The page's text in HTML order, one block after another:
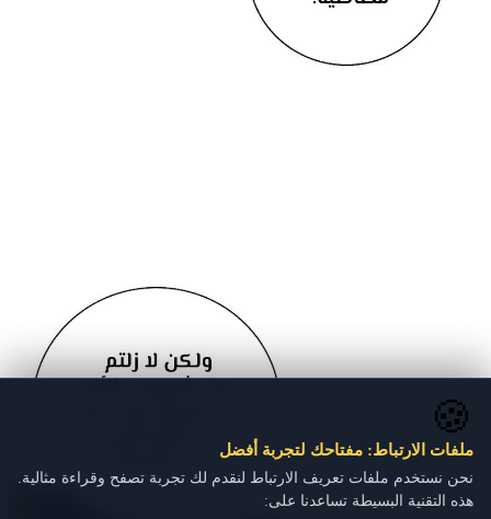
🍪
ملفات الارتباط: مفتاحك لتجربة أفضل
نحن نستخدم ملفات تعريف الارتباط لنقدم لك تجربة تصفح وقراءة مثالية.
هذه التقنية البسيطة تساعدنا على: